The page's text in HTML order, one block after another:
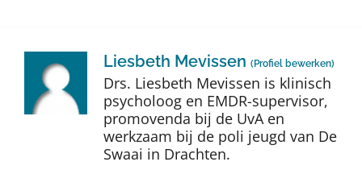
Auteurs
TDT Overzicht
Liesbeth Mevissen ( Profiel bewerken)
Drs. Liesbeth Mevissen is klinisch
psycholoog en EMDR-supervisor,
promovenda bij de UvA en
werkzaam bij de poli jeugd van De
Swaai in Drachten.